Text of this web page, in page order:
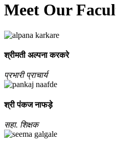
Meet Our
श्रीमती अल्‍पना करकरे
प्रभारी प्राचार्य
श्री पंकज नाफड़े
सहा. शिक्षक